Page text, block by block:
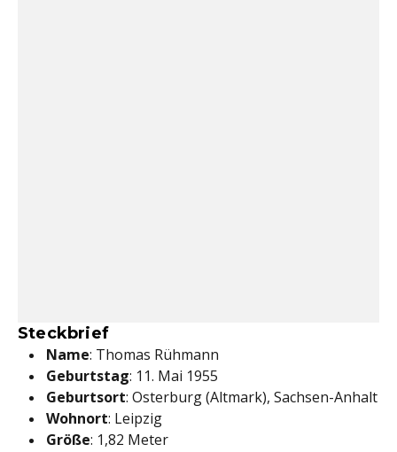
Steckbrief
Name: Thomas Rühmann
Geburtstag: 11. Mai 1955
Geburtsort: Osterburg (Altmark), Sachsen-Anhalt
Wohnort: Leipzig
Größe: 1,82 Meter